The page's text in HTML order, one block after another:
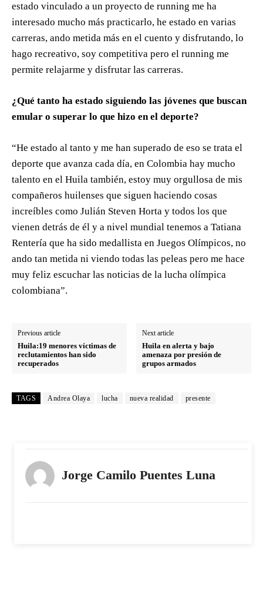
estado vinculado a un proyecto de running me ha
interesado mucho más practicarlo, he estado en varias
carreras, ando metida más en el cuento y disfrutando, lo
hago recreativo, soy competitiva pero el running me
permite relajarme y disfrutar las carreras.
¿Qué tanto ha estado siguiendo las jóvenes que buscan
emular o superar lo que hizo en el deporte?
“He estado al tanto y me han superado de eso se trata el
deporte que avanza cada día, en Colombia hay mucho
talento en el Huila también, estoy muy orgullosa de mis
compañeros huilenses que siguen haciendo cosas
increíbles como Julián Steven Horta y todos los que
vienen detrás de él y a nivel mundial tenemos a Tatiana
Rentería que ha sido medallista en Juegos Olímpicos, no
ando tan metida ni viendo todas las peleas pero me hace
muy feliz escuchar las noticias de la lucha olímpica
colombiana”.
Previous article
Huila:19 menores víctimas de
reclutamientos han sido
recuperados
Next article
Huila en alerta y bajo
amenaza por presión de
grupos armados
TAGS Andrea Olaya lucha nueva realidad presente
Jorge Camilo Puentes Luna